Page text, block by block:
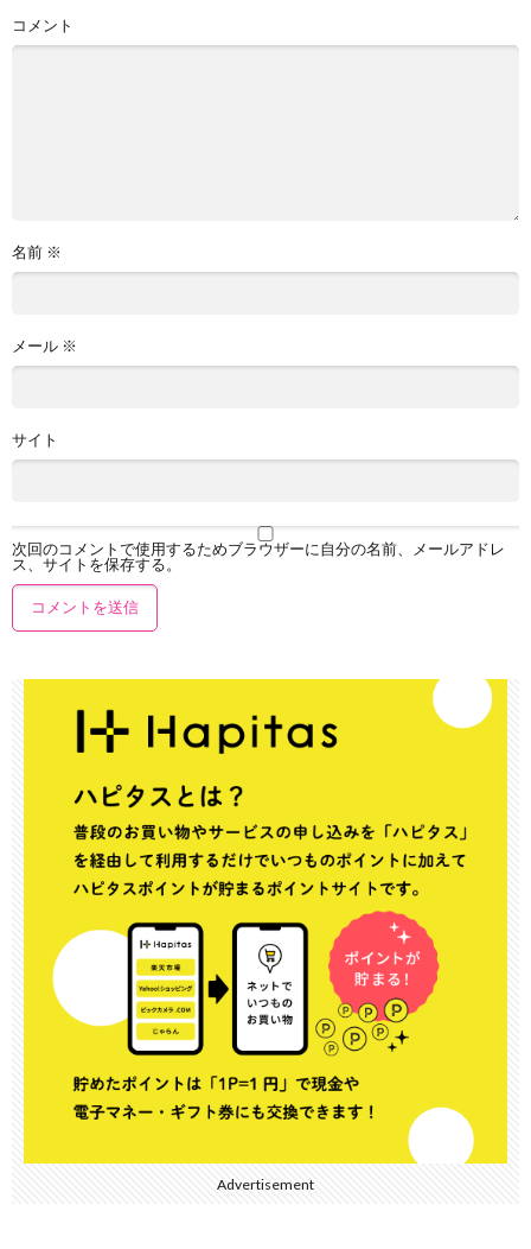
コメント
名前 ※
メール ※
サイト
次回のコメントで使用するためブラウザーに自分の名前、メールアドレ
ス、サイトを保存する。
Advertisement